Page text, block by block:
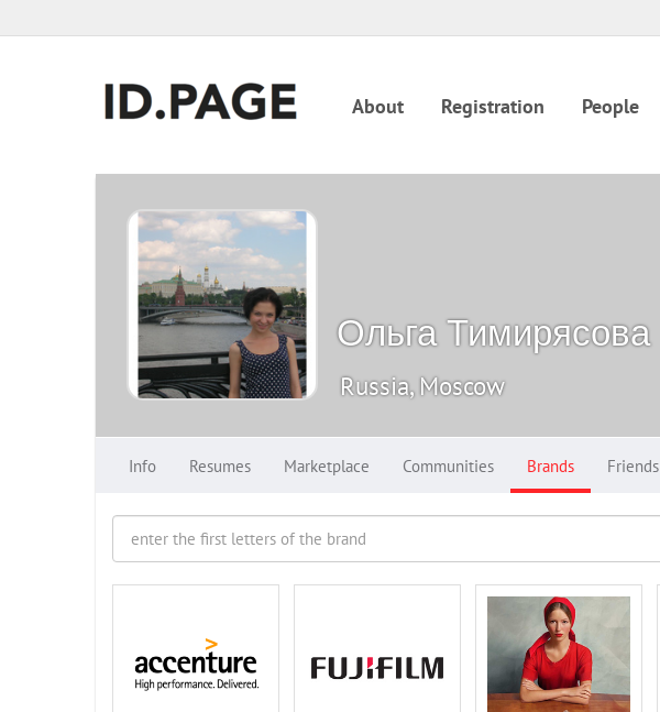
About Registration People
Ольга Тимирясова
Russia, Moscow
Info Resumes Marketplace Communities Brands Friends